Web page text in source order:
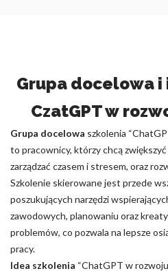
Grupa docelowa i
CzatGPT w
Grupa docelowa szkolenia
to pracownicy, którzy chcą
zarządzać czasem i stresem, oraz
Szkolenie skierowane jest przede
poszukujących narzędzi
zawodowych, planowaniu oraz
problemów, co pozwala na lepsze
pracy.
Idea szkolenia “ChatGPT w